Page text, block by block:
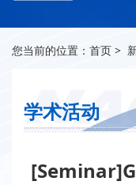
您当前的位置： 首页 >
学术活动